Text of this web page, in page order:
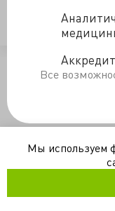
Все
менеджмент озиз
Мы используем
/blogs/